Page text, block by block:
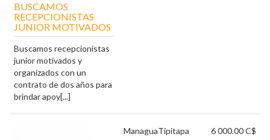
BUSCAMOS
RECEPCIONISTAS
JUNIOR MOTIVADOS
Buscamos recepcionistas
junior motivados y
organizados con un
contrato de dos años para
brindar apoy[...]
ManaguaTipitapa 6 000.00 C$